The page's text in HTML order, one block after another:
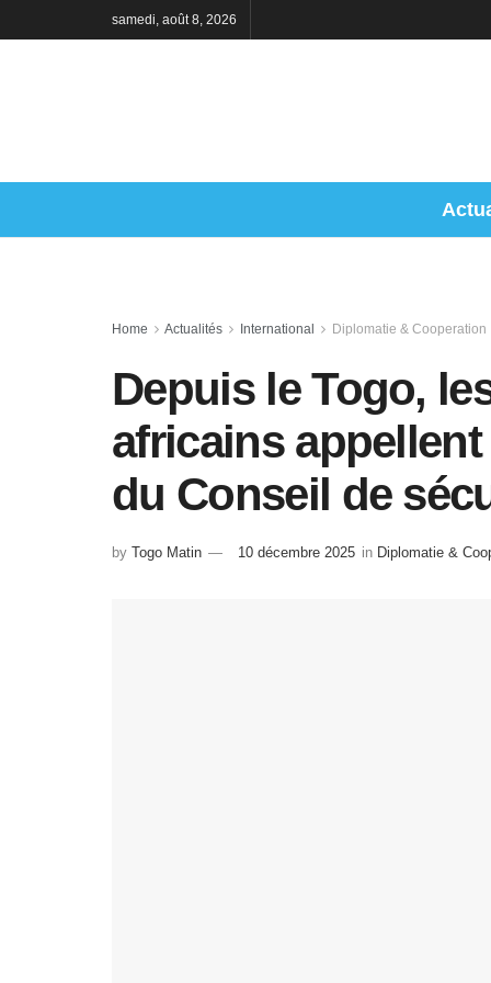
samedi, août 8, 2026
Home Actualités International Diplomatie & Cooperation
Depuis le Togo,
africains
du Conseil de
by Togo Matin 10 décembre 2025 in Diplomatie &